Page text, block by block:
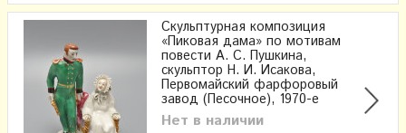
Скульптурная композиция
«Пиковая дама» по мотивам
повести А. С. Пушкина,
скульптор Н. И. Исакова,
Первомайский фарфоровый
завод (Песочное), 1970-е
Нет в наличии